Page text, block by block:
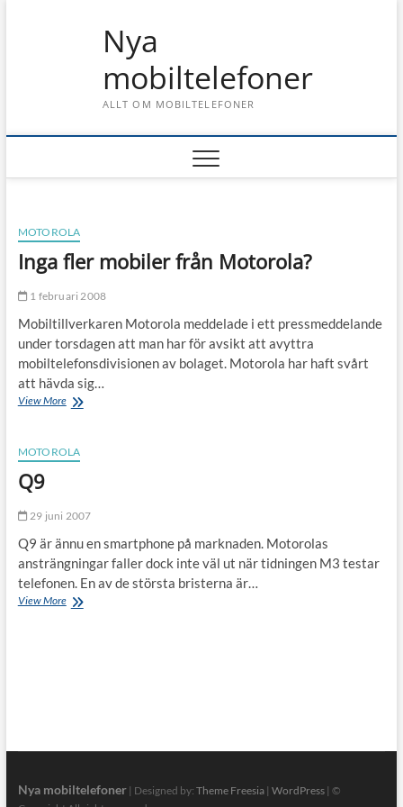
Nya
mobiltelefoner
ALLT OM MOBILTELEFONER
MOTOROLA
Inga fler mobiler från Motorola?
1 februari 2008
Mobiltillverkaren Motorola meddelade i ett pressmeddelande
under torsdagen att man har för avsikt att avyttra
mobiltelefonsdivisionen av bolaget. Motorola har haft svårt
att hävda sig…
View MoreInga
från
Motorola?
MOTOROLA
Q9
29 juni 2007
Q9 är ännu en smartphone på marknaden. Motorolas
ansträngningar faller dock inte väl ut när tidningen M3 testar
telefonen. En av de största bristerna är…
View MoreQ9
Nya mobiltelefoner| Designed by: Theme Freesia| WordPress| ©